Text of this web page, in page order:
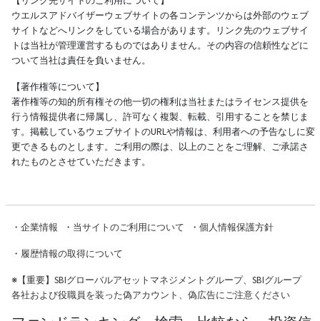
ウエルスアドバイザーウェブサイトの各コンテンツからは外部のウェブ
サイトなどへリンクをしている場合があります。リンク先のウェブサイ
トは当社が管理運営するものではありません。その内容の信頼性などに
ついて当社は責任を負いません。
【著作権等について】
著作権等の知的所有権その他一切の権利は当社またはライセンス提供を
行う情報提供者に帰属し、許可なく複製、転載、引用することを禁じま
す。掲載しているウェブサイトのURLや情報は、利用者への予告なしに変
更できるものとします。ご利用の際は、以上のことをご理解、ご承諾さ
れたものとさせていただきます。
・ 企業情報 ・ 当サイトのご利用について ・ 個人情報保護方針
・ 履歴情報の取得について
※【重要】SBIグローバルアセットマネジメントグループ、SBIグループ
各社および役職員を装った偽アカウント、偽広告にご注意ください